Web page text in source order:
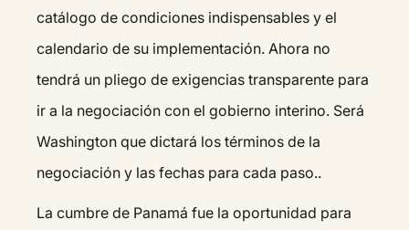
catálogo de condiciones indispensables y el
calendario de su implementación. Ahora no
tendrá un pliego de exigencias transparente para
ir a la negociación con el gobierno interino. Será
Washington que dictará los términos de la
negociación y las fechas para cada paso..
La cumbre de Panamá fue la oportunidad para